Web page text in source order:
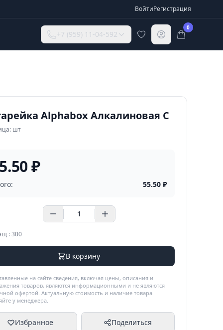
ВойтиРегистрация
+7 (959) 11-04-592
0
Alphabox Алкалиновая C
шт
₽
55.50 ₽
: 300
В корзину
на сайте сведения, включая цены, описания и
товаров, являются информационными и не являются
офертой. Актуальную стоимость и наличие товара
у менеджера.
Избранное Поделиться